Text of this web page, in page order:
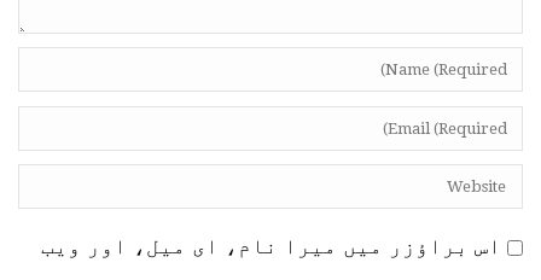
اس براؤزر میں میرا نام، ای میل، اور ویب